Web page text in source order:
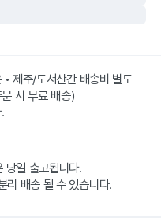
제주/도서산간 배송비 별도
시 무료 배송)
당일 출고됩니다.
리 배송 될 수 있습니다.